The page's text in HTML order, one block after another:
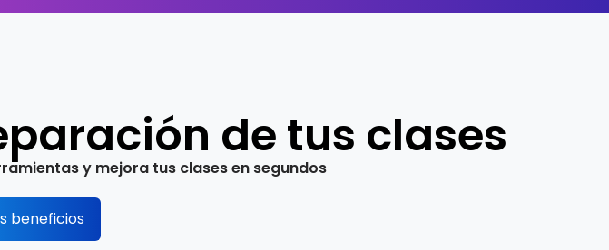
de tus clases
y mejora tus clases en segundos
beneficios